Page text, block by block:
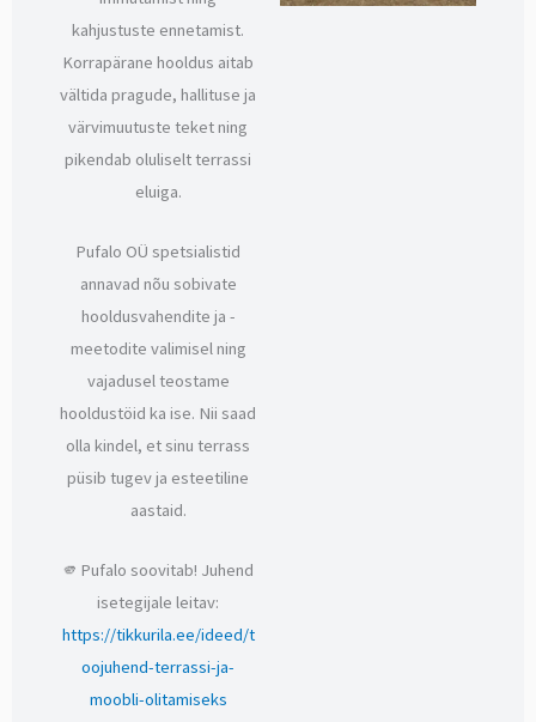
kahjustuste ennetamist.
Korrapärane hooldus aitab
vältida pragude, hallituse ja
värvimuutuste teket ning
pikendab oluliselt terrassi
eluiga.
Pufalo OÜ spetsialistid
annavad nõu sobivate
hooldusvahendite ja -
meetodite valimisel ning
vajadusel teostame
hooldustöid ka ise. Nii saad
olla kindel, et sinu terrass
püsib tugev ja esteetiline
aastaid.
🫵Pufalo soovitab! Juhend
isetegijale leitav:
https://tikkurila.ee/ideed/t
oojuhend-terrassi-ja-
moobli-olitamiseks